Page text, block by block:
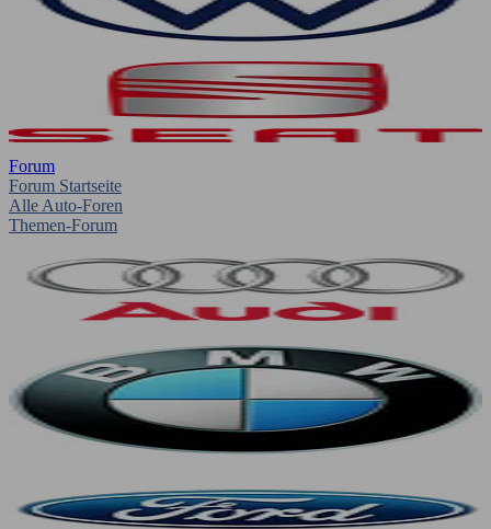
Forum
Forum Startseite
Alle Auto-Foren
Themen-Forum